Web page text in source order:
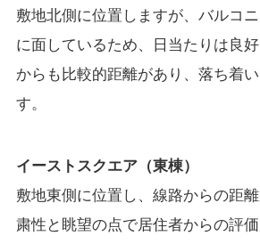
敷地北側に位置しますが、バルコ
に面しているため、日当たりは良
からも比較的距離があり、落ち着
す。
イーストスクエア（東棟）
敷地東側に位置し、線路からの距
粛性と眺望の点で居住者からの評